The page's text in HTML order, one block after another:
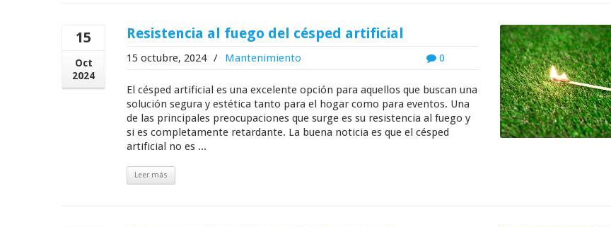
15
Oct
2024
Resistencia al fuego del césped artificial
0
15 octubre, 2024 / Mantenimiento
El césped artificial es una excelente opción para aquellos que buscan una
solución segura y estética tanto para el hogar como para eventos. Una
de las principales preocupaciones que surge es su resistencia al fuego y
si es completamente retardante. La buena noticia es que el césped
artificial no es ...
Leer más